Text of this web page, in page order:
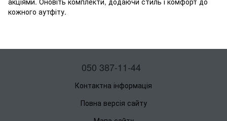
кожного аутфіту.
050 387-11-44
Контактна інформація
Повна версія сайту